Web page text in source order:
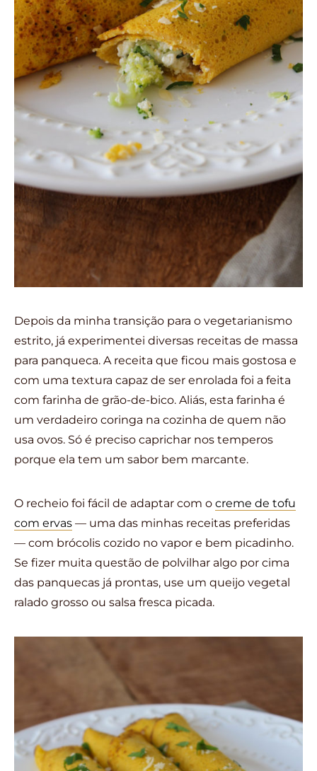
Depois da minha transição para o vegetarianismo
estrito, já experimentei diversas receitas de massa
para panqueca. A receita que ficou mais gostosa e
com uma textura capaz de ser enrolada foi a feita
com farinha de grão-de-bico. Aliás, esta farinha é
um verdadeiro coringa na cozinha de quem não
usa ovos. Só é preciso caprichar nos temperos
porque ela tem um sabor bem marcante.
O recheio foi fácil de adaptar com o creme de tofu
com ervas — uma das minhas receitas preferidas
— com brócolis cozido no vapor e bem picadinho.
Se fizer muita questão de polvilhar algo por cima
das panquecas já prontas, use um queijo vegetal
ralado grosso ou salsa fresca picada.